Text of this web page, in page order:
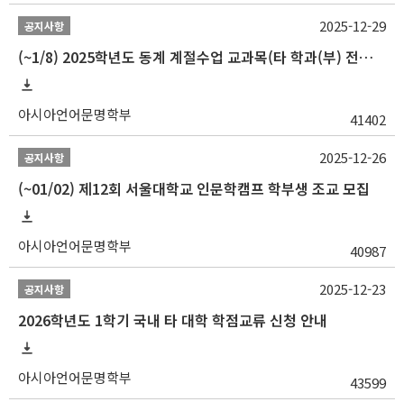
공지사항
(~1/8) 2025학년도 동계 계절수업 교과목(타 학과(부) 전공 및 교양) 성적평가방법 선택제 신청 안내
아시아언어문명학부 41402
2025-12-29
공지사항
(~01/02) 제12회 서울대학교 인문학캠프 학부생 조교 모집
아시아언어문명학부 40987
2025-12-26
공지사항
2026학년도 1학기 국내 타 대학 학점교류 신청 안내
아시아언어문명학부 43599
2025-12-23